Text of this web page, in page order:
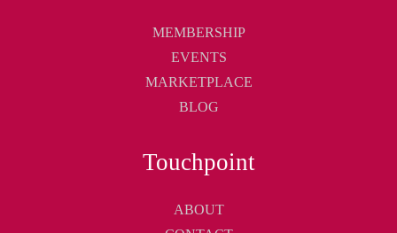
MEMBERSHIP
EVENTS
MARKETPLACE
BLOG
Touchpoint
ABOUT